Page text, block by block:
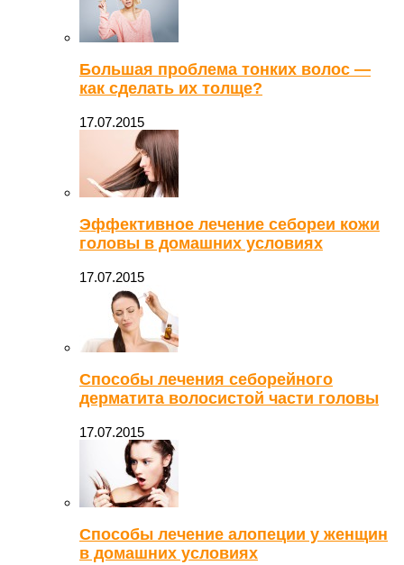
Большая проблема тонких волос —
как сделать их толще?
17.07.2015
Эффективное лечение себореи кожи
головы в домашних условиях
17.07.2015
Способы лечения себорейного
дерматита волосистой части головы
17.07.2015
Способы лечение алопеции у женщин
в домашних условиях